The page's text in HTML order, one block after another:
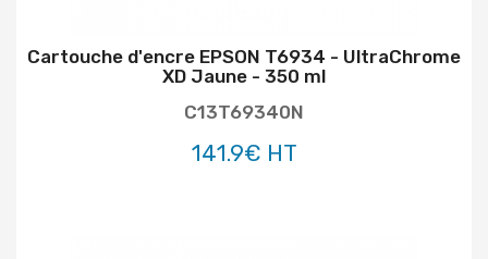
Cartouche d'encre EPSON T6934 - UltraChrome
XD Jaune - 350 ml
C13T69340N
141.9€ HT